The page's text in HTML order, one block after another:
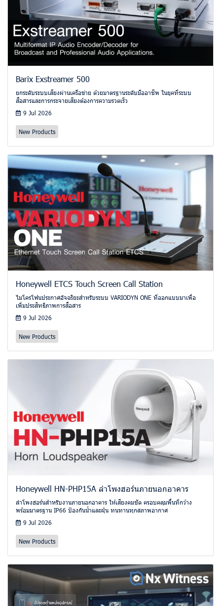
Barix Exstreamer 500
ยกระดับระบบเสียงผ่านเครือข่าย ด้วยมาตรฐานระดับมืออาชีพ ในยุคที่ระบบ
สื่อสารและการกระจายเสียงต้องการความรวดเร็ว
9 Jul 2026
New Products
Honeywell ETCS Touch Screen Call Station
ไมโครโฟนประกาศอัจฉริยะสำหรับระบบ VARIODYN ONE ที่ออกแบบมาเพื่อ
เพิ่มประสิทธิภาพการสื่อสาร
9 Jul 2026
New Products
Honeywell HN-PHP15A ลำโพงฮอร์นภายนอกอาคาร
ลำโพงฮอร์นสำหรับงานภายนอกอาคาร ให้เสียงคมชัด ครอบคลุมพื้นที่กว้าง
พร้อมมาตรฐาน IP66 ป้องกันน้ำและฝุ่น ทนทานทุกสภาพอากาศ
9 Jul 2026
New Products